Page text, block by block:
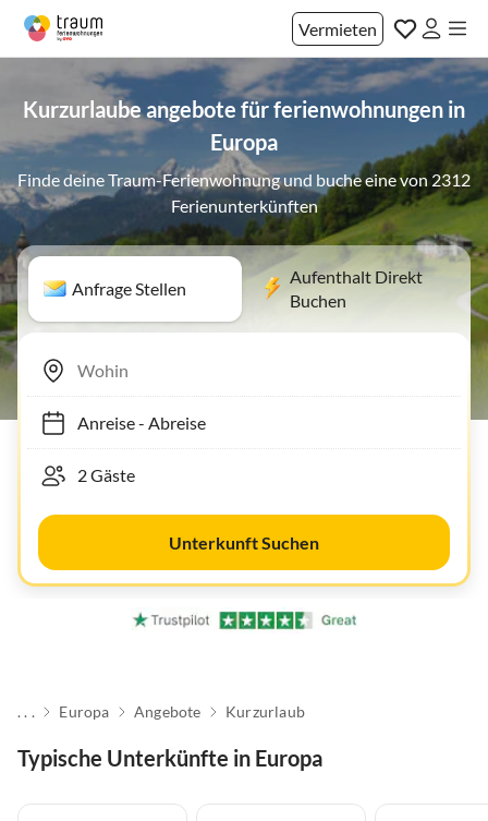
Vermieten
Kurzurlaube angebote für ferienwohnungen in
Europa
Finde deine Traum-Ferienwohnung und buche eine von 2312
Ferienunterkünften
Anfrage Stellen
Aufenthalt Direkt
Buchen
Anreise- Abreise
Unterkunft Suchen
. . . Europa Angebote Kurzurlaub
Typische Unterkünfte in Europa